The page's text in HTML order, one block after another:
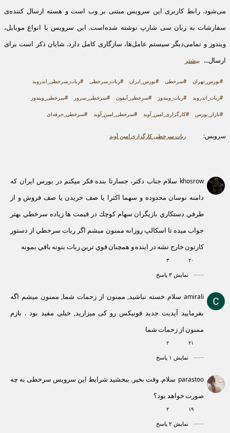
می‌شود. رابط کاربری این سرویس مبتنی بر وب است و هسته ارسال کننده‌ی
سفارشات به زبان سی شارپ نوشته شده‌است. این سرویس با انواع موبایل،
ویندوز و تمامی‌دیگر سیستم عامل‌ها، سازگاری کامل دارد. شایان ذکر است برای
ارسال... بیشتر
#بورس_تهران #سرخطی #بورس_ایران #ربات_سرخطی #ربات_سرخطی_اندروید
#ربات_اندروید #ربات_ویندوز #سرخطی_آیفون #سرخطی_سرور #سرخطی_ویندوز
#بازار_بورس #کارگزاری_امین_آوید #سرخطی_امین_آوید #سرخطی_حرفه‌ای
سرویس: ربات سرخطی کارگزاری امین آوید
khosrow سلام جناب دکتر، جسارتا بنده فكر ميكنم در بورس ايران كه
دامنه نوسان محدوده و سهما اكثرا يا صف خريدن يا صف فروش و از
طرفي دستكاري بازيگران سهام كوچك در قيمت ها زياده سرخطي بهتر
جواب ميده تا اسكالپ روزانه ممنون ميشم اگر ربات سرخطي از دستور
كارتون خارج نشه در اينده و همچنان قوي ترين ربات بتونه باقي بمونه
۲۰ ۳
نمایش ۳ پاسخ
amirali سلام خسته نباشید, ممنون از زحمات شما, ممنون میشم اگه
بفرمایید آپدیت جدید فونیکس رو کی میزارید, خیلی مفید بود . بازم
ممنون از زحمات شما
۲۱ ۲
نمایش ۱ پاسخ
parastoo سلام. وقت بخیر. ببخشید شرایط این سرویس سرخطی به چه
صورت خواهد بود؟
۱۹ ۲
نمایش ۲ پاسخ